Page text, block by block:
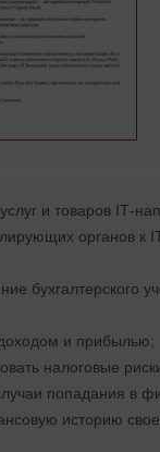
и товаров ІТ-
органов к
бухгалтерского
и прибылью;
налоговые
попадания в
историю